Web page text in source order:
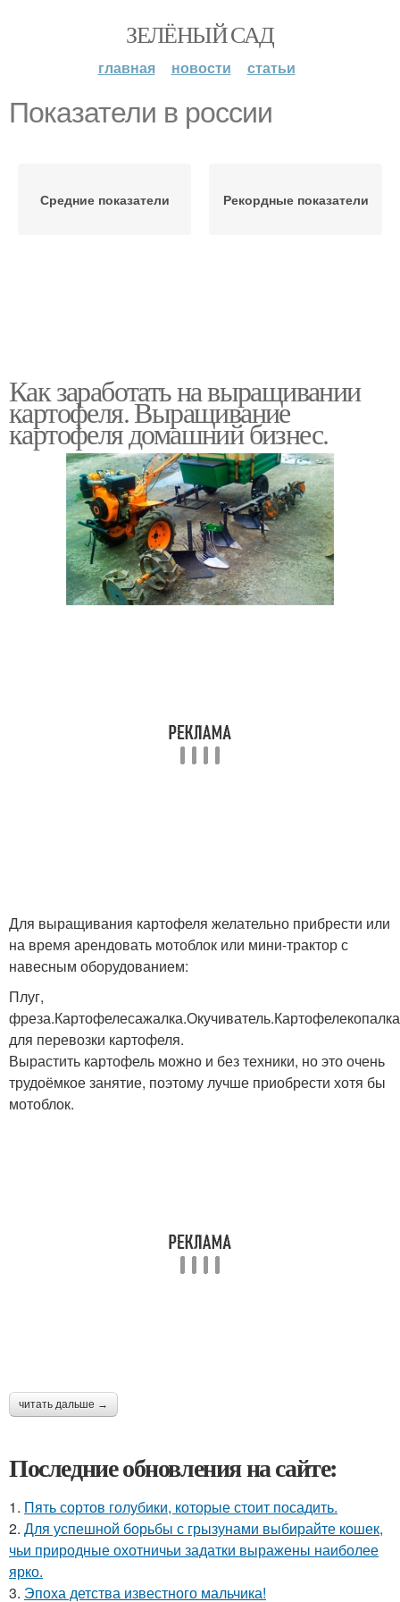
ЗЕЛЁНЫЙ САД
главная новости статьи
Показатели в россии
Средние показатели Рекордные показатели
Как заработать на выращивании
картофеля. Выращивание
картофеля домашний бизнес.
Для выращивания картофеля желательно прибрести или
на время арендовать мотоблок или мини-трактор с
навесным оборудованием:
Плуг,
для перевозки картофеля.
Вырастить картофель можно и без техники, но это очень
трудоёмкое занятие, поэтому лучше приобрести хотя бы
мотоблок.
читать дальше →
Последние обновления на сайте:
1. Пять сортов голубики, которые стоит посадить.
2. Для успешной борьбы с грызунами выбирайте кошек,
чьи природные охотничьи задатки выражены наиболее
ярко.
3. Эпоха детства известного мальчика!